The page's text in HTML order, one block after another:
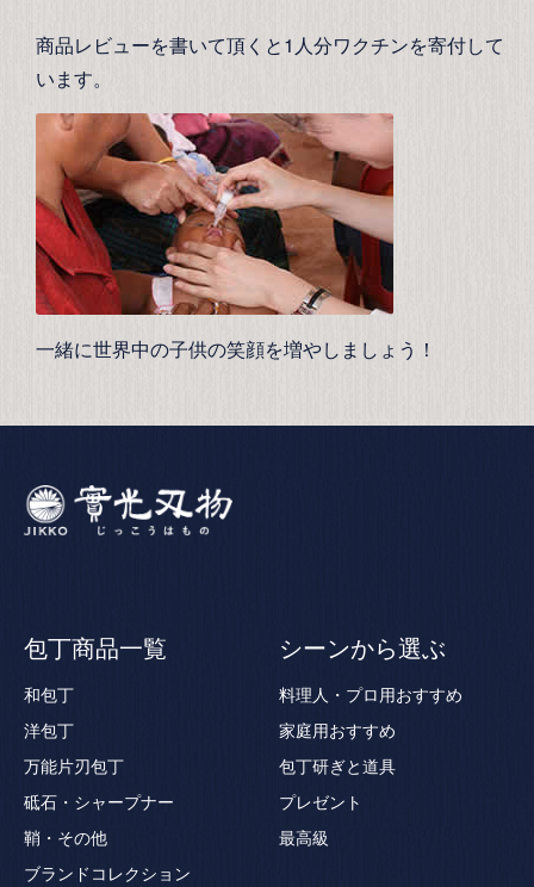
商品レビューを書いて頂くと1人分ワクチンを寄付して
います。
一緒に世界中の子供の笑顔を増やしましょう！
包丁商品一覧
和包丁
洋包丁
万能片刃包丁
砥石・シャープナー
鞘・その他
ブランドコレクション
シーンから選ぶ
料理人・プロ用おすすめ
家庭用おすすめ
包丁研ぎと道具
プレゼント
最高級